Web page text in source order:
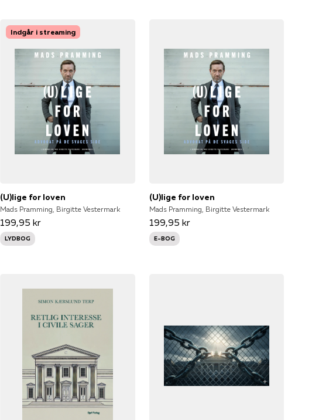
Indgår i streaming
(U)lige for loven
Mads Pramming, Birgitte Vestermark
199,95 kr
LYDBOG
(U)lige for loven
Mads Pramming, Birgitte Vestermark
199,95 kr
E-BOG